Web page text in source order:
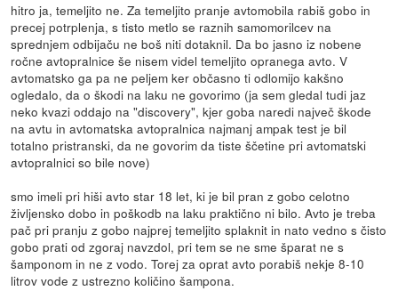
hitro ja, temeljito ne. Za temeljito pranje avtomobila rabiš gobo in
precej potrplenja, s tisto metlo se raznih samomorilcev na
sprednjem odbijaču ne boš niti dotaknil. Da bo jasno iz nobene
ročne avtopralnice še nisem videl temeljito opranega avto. V
avtomatsko ga pa ne peljem ker občasno ti odlomijo kakšno
ogledalo, da o škodi na laku ne govorimo (ja sem gledal tudi jaz
neko kvazi oddajo na "discovery", kjer goba naredi največ škode
na avtu in avtomatska avtopralnica najmanj ampak test je bil
totalno pristranski, da ne govorim da tiste ščetine pri avtomatski
avtopralnici so bile nove)
smo imeli pri hiši avto star 18 let, ki je bil pran z gobo celotno
življensko dobo in poškodb na laku praktično ni bilo. Avto je treba
pač pri pranju z gobo najprej temeljito splaknit in nato vedno s čisto
gobo prati od zgoraj navzdol, pri tem se ne sme šparat ne s
šamponom in ne z vodo. Torej za oprat avto porabiš nekje 8-10
litrov vode z ustrezno količino šampona.